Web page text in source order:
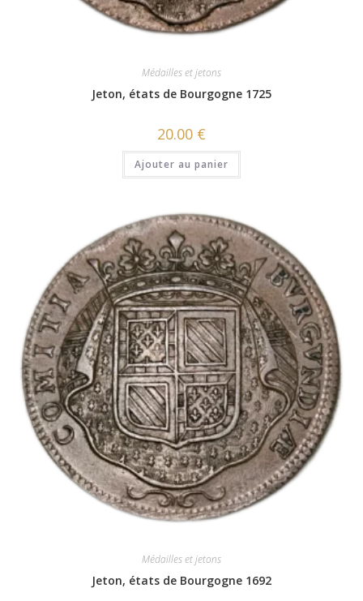
Médailles et jetons
Jeton, états de Bourgogne 1725
20.00 €
Ajouter au panier
Médailles et jetons
Jeton, états de Bourgogne 1692